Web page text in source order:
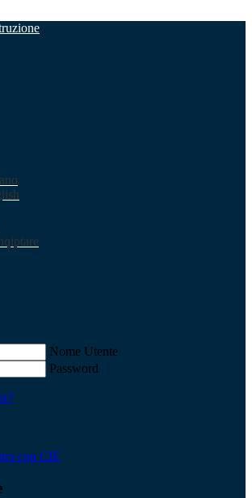
Nome Utente
Password
con CIE